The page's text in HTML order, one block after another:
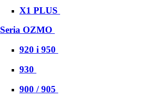
X1 PLUS
Seria OZMO
920 i 950
930
900 / 905